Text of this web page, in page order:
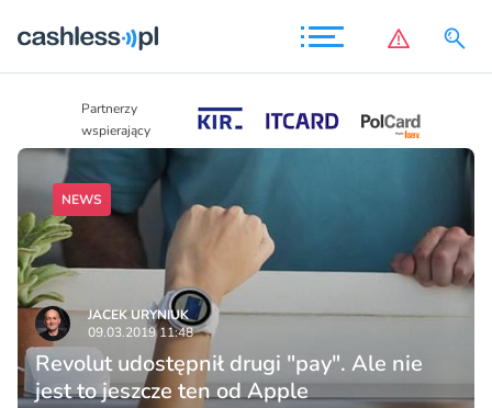
Partnerzy
wspierający
NEWS
JACEK URYNIUK
09.03.2019 11:48
Revolut udostępnił drugi "pay". Ale nie
jest to jeszcze ten od Apple